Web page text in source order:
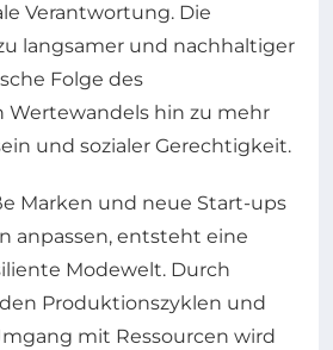
Verantwortung. Die
langsamer und nachhaltiger
Folge des
Wertewandels hin zu mehr
und sozialer Gerechtigkeit.
Marken und neue Start-ups
anpassen, entsteht eine
Modewelt. Durch
Produktionszyklen und
mit Ressourcen wird